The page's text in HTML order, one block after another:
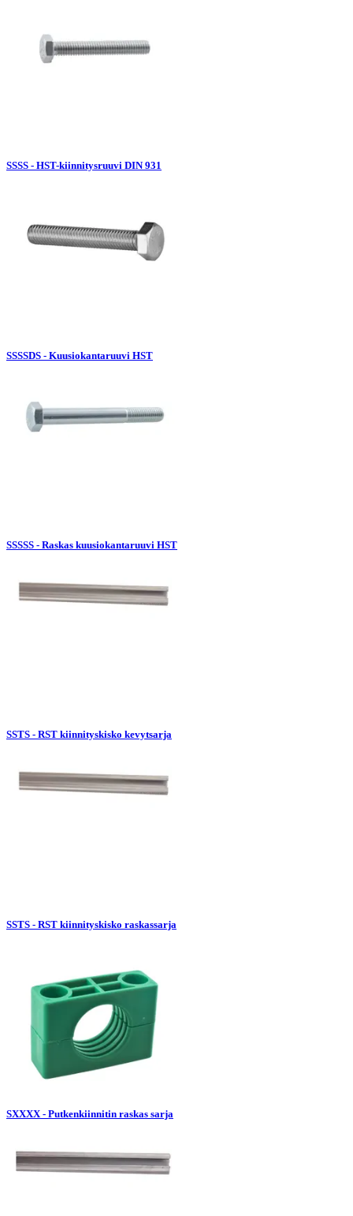
SSSS - HST-kiinnitysruuvi DIN 931
SSSSDS - Kuusiokantaruuvi HST
SSSSS - Raskas kuusiokantaruuvi HST
SSTS - RST kiinnityskisko kevytsarja
SSTS - RST kiinnityskisko raskassarja
SXXXX - Putkenkiinnitin raskas sarja